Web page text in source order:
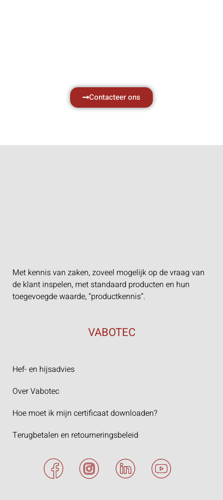
Contacteer ons
Met kennis van zaken, zoveel mogelijk op de vraag van
de klant inspelen, met standaard producten en hun
toegevoegde waarde, “productkennis”.
VABOTEC
Hef- en hijsadvies
Over Vabotec
Hoe moet ik mijn certificaat downloaden?
Terugbetalen en retourneringsbeleid